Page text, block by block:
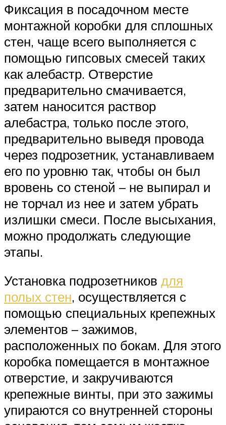
Фиксация в посадочном месте
монтажной коробки для сплошных
стен, чаще всего выполняется с
помощью гипсовых смесей таких
как алебастр. Отверстие
предварительно смачивается,
затем наносится раствор
алебастра, только после этого,
предварительно выведя провода
через подрозетник, устанавливаем
его по уровню так, чтобы он был
вровень со стеной – не выпирал и
не торчал из нее и затем убрать
излишки смеси. После высыхания,
можно продолжать следующие
этапы.
Установка подрозетников для
полых стен, осуществляется с
помощью специальных крепежных
элементов – зажимов,
расположенных по бокам. Для этого
коробка помещается в монтажное
отверстие, и закручиваются
крепежные винты, при это зажимы
упираются со внутренней стороны